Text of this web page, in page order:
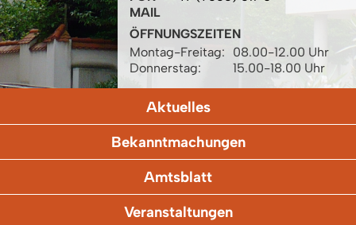
MAIL
ÖFFNUNGSZEITEN
Montag-Freitag:
08.00-12.00 Uhr
Donnerstag:
15.00-18.00 Uhr
Aktuelles
Bekanntmachungen
Amtsblatt
Veranstaltungen